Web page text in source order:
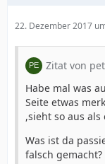
22. Dezember 2017
Zitat von
Habe mal was
Seite etwas
,sieht so aus
Was ist da
falsch gemacht?